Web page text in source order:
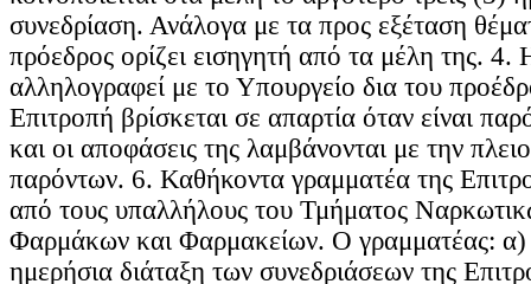
συνεδρίαση. Ανάλογα με τα προς εξέταση
πρόεδρος ορίζει εισηγητή από τα μέλη της. 4.
αλληλογραφεί με το Υπουργείο δια του
Επιτροπή βρίσκεται σε απαρτία όταν είναι
και οι αποφάσεις της λαμβάνονται με την
παρόντων. 6. Καθήκοντα γραμματέα της
από τους υπαλλήλους του Τμήματος
Φαρμάκων και Φαρμακείων. Ο γραμματέας: α)
ημερήσια διάταξη των συνεδριάσεων της